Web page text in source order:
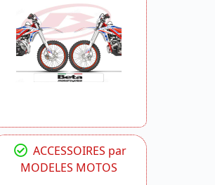
ACCESSOIRES par
MODELES MOTOS